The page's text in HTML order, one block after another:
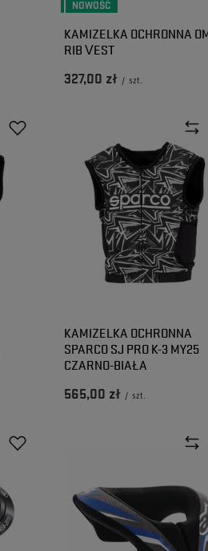
NOWOŚĆ
KAMIZELKA OCHRONNA
RIB VEST
327,00 zł / szt.
KAMIZELKA OCHRONNA
SPARCO SJ PRO K-3 MY25
CZARNO-BIAŁA
565,00 zł / szt.